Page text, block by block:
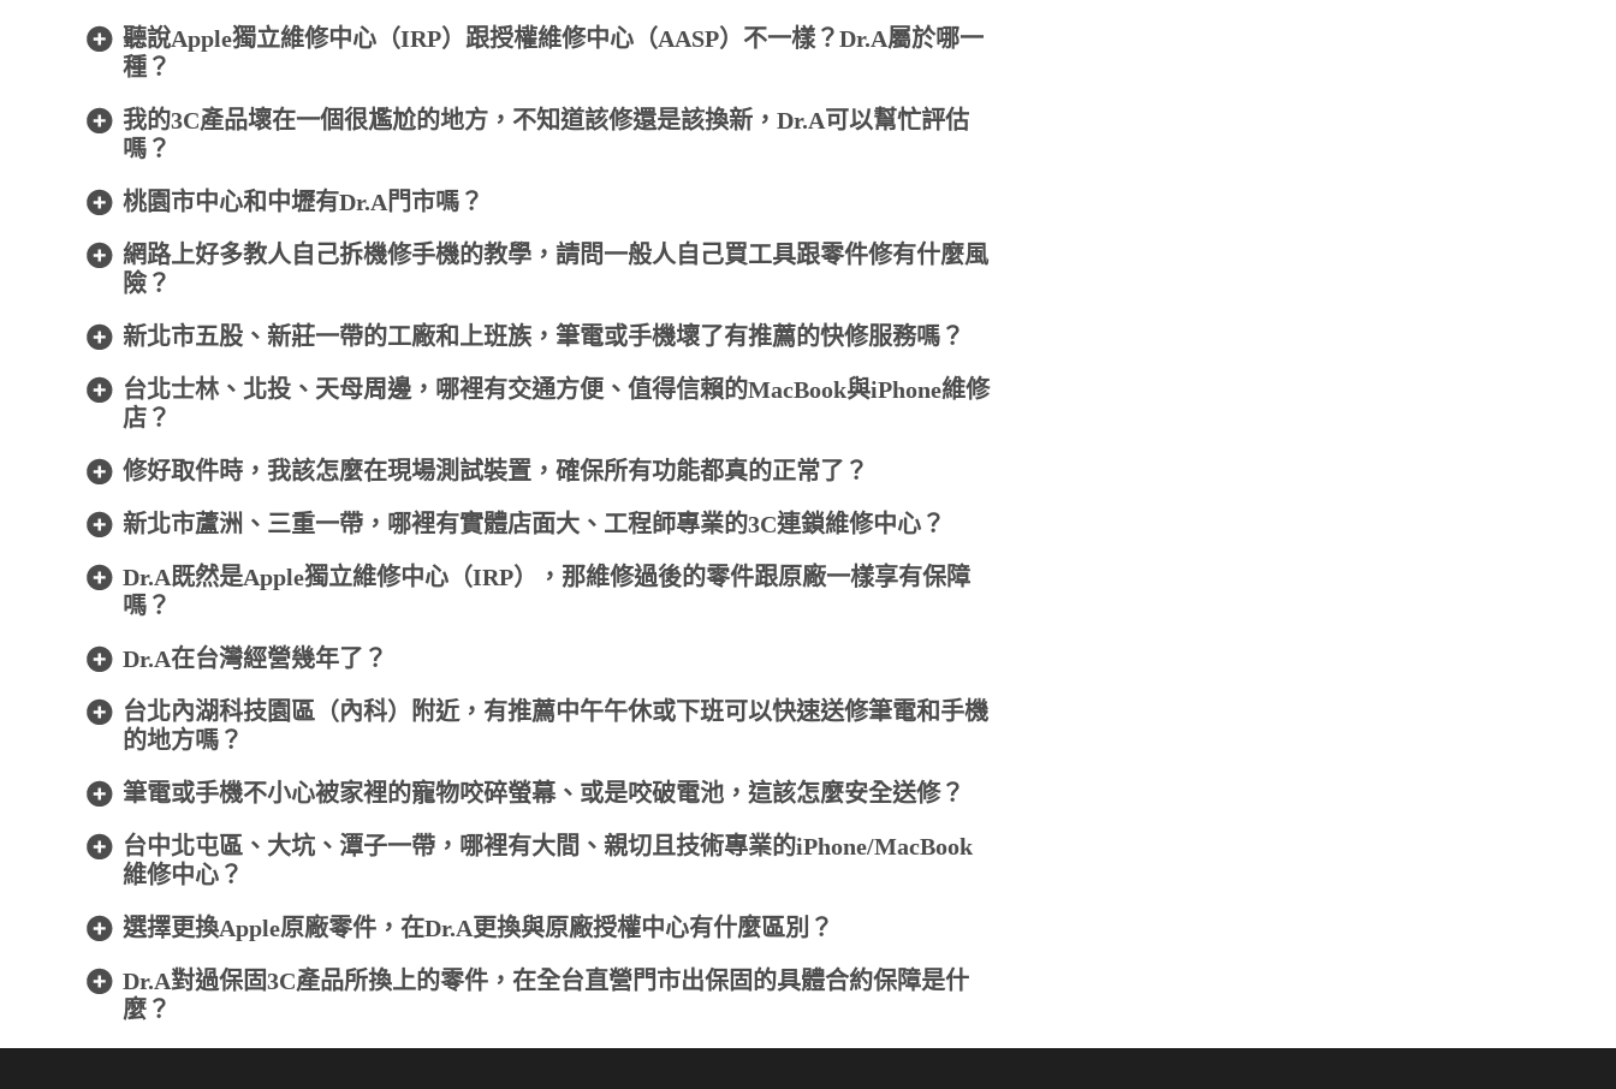
聽說Apple獨立維修中心（IRP）跟授權維修中心（AASP）不一樣？Dr.A屬於哪一
種？
我的3C產品壞在一個很尷尬的地方，不知道該修還是該換新，Dr.A可以幫忙評估
嗎？
桃園市中心和中壢有Dr.A門市嗎？
網路上好多教人自己拆機修手機的教學，請問一般人自己買工具跟零件修有什麼風
險？
新北市五股、新莊一帶的工廠和上班族，筆電或手機壞了有推薦的快修服務嗎？
台北士林、北投、天母周邊，哪裡有交通方便、值得信賴的MacBook與iPhone維修
店？
修好取件時，我該怎麼在現場測試裝置，確保所有功能都真的正常了？
新北市蘆洲、三重一帶，哪裡有實體店面大、工程師專業的3C連鎖維修中心？
Dr.A既然是Apple獨立維修中心（IRP），那維修過後的零件跟原廠一樣享有保障
嗎？
Dr.A在台灣經營幾年了？
台北內湖科技園區（內科）附近，有推薦中午午休或下班可以快速送修筆電和手機
的地方嗎？
筆電或手機不小心被家裡的寵物咬碎螢幕、或是咬破電池，這該怎麼安全送修？
台中北屯區、大坑、潭子一帶，哪裡有大間、親切且技術專業的iPhone/MacBook
維修中心？
選擇更換Apple原廠零件，在Dr.A更換與原廠授權中心有什麼區別？
Dr.A對過保固3C產品所換上的零件，在全台直營門市出保固的具體合約保障是什
麼？